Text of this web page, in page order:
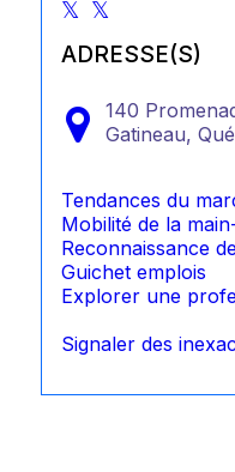
ADRESSE(S)
140
Gatineau,
Tendances du
Mobilité de la
Reconnaissance
Guichet emplois
Explorer une
Signaler des